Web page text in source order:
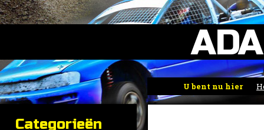
U bent nu hier
Categorieën